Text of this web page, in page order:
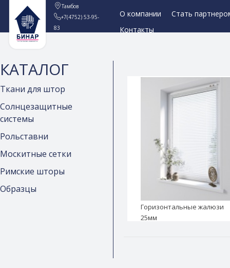
Тамбов
+7(4752) 53-95-
83
О компании
Стать
Контакты
КАТАЛОГ
Ткани для штор
Солнцезащитные
системы
Рольставни
Москитные сетки
Римские шторы
Образцы
Горизонтальные жалюзи
25мм